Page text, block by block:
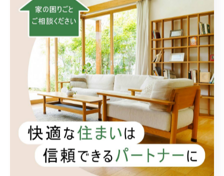
水回り
最近の投稿 Recent Posts
2026/08/08
なんでもリフォームで小修繕の費用不安を軽く
2026/08/07